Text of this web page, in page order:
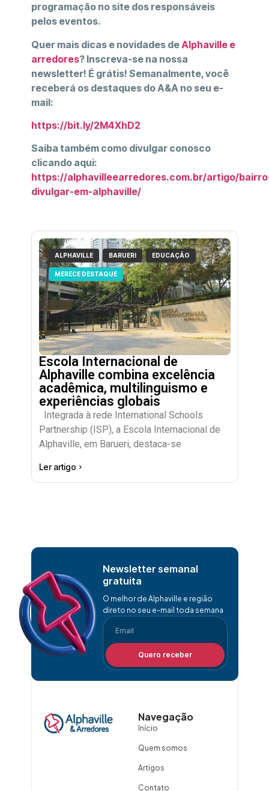
programação no site dos responsáveis
pelos eventos.
Quer mais dicas e novidades de Alphaville e
arredores? Inscreva-se na nossa
newsletter! É grátis! Semanalmente, você
receberá os destaques do A&A no seu e-
mail:
https://bit.ly/2M4XhD2
Saiba também como divulgar conosco
clicando aqui:
https://alphavilleearredores.com.br/artigo/
divulgar-em-alphaville/
ALPHAVILLE BARUERI EDUCAÇÃO
MERECE DESTAQUE
Escola Internacional de
Alphaville combina excelência
acadêmica, multilinguismo e
experiências globais
Integrada à rede International Schools
Partnership (ISP), a Escola Internacional de
Alphaville, em Barueri, destaca-se
Ler artigo
Newsletter semanal
gratuita
O melhor de Alphaville e região
direto no seu e-mail toda semana
Quero receber
Navegação
Início
Quem somos
Artigos
Contato